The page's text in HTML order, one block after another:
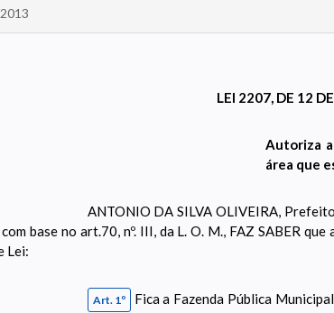
LEI 2207, DE 12
Autoriza
área que
ANTONIO DA SILVA OLIVEIRA,
base no art.70, nº. III, da L. O. M., FAZ SABER
Lei:
Art. 1º
Fica a Fazenda Pública